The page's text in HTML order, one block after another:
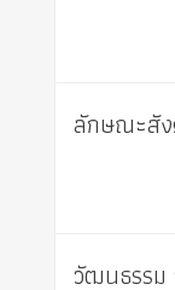
ลักษณะสั
วัฒนธรร